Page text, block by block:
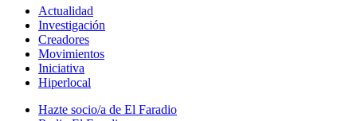
Actualidad
Investigación
Creadores
Movimientos
Iniciativa
Hiperlocal
Hazte socio/a de El Faradio